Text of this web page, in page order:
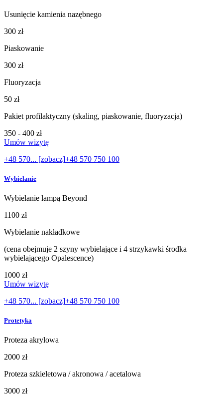
Usunięcie kamienia nazębnego
300 zł
Piaskowanie
300 zł
Fluoryzacja
50 zł
Pakiet profilaktyczny (skaling, piaskowanie, fluoryzacja)
350 - 400 zł
Umów wizytę
+48 570... [zobacz]+48 570 750 100
Wybielanie
Wybielanie lampą Beyond
1100 zł
Wybielanie nakładkowe
(cena obejmuje 2 szyny wybielające i 4 strzykawki środka
wybielającego Opalescence)
1000 zł
Umów wizytę
+48 570... [zobacz]+48 570 750 100
Protetyka
Proteza akrylowa
2000 zł
Proteza szkieletowa / akronowa / acetalowa
3000 zł